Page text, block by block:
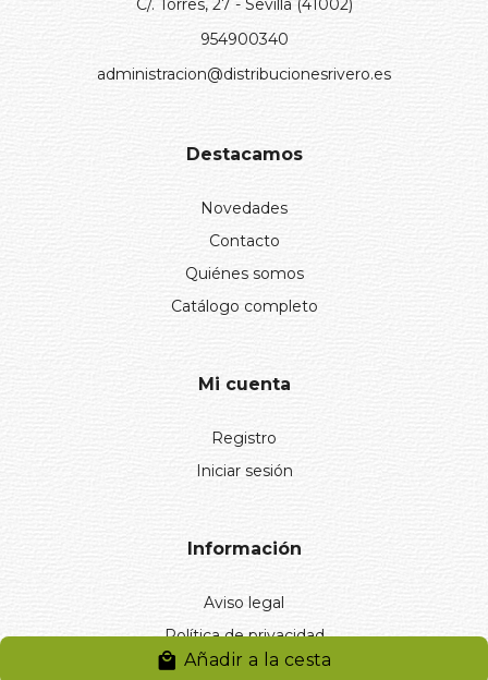
Añadir a la cesta
C/. Torres, 27 - Sevilla (41002)
954900340
administracion@distribucionesrivero.es
Destacamos
Novedades
Contacto
Quiénes somos
Catálogo completo
Mi cuenta
Registro
Iniciar sesión
Información
Aviso legal
Política de privacidad
Entregas y devoluciones